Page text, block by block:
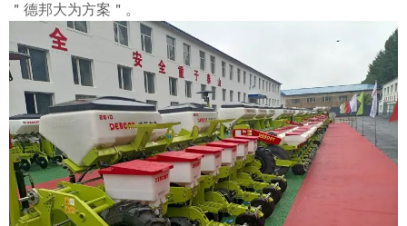
＂德邦大为方案＂。